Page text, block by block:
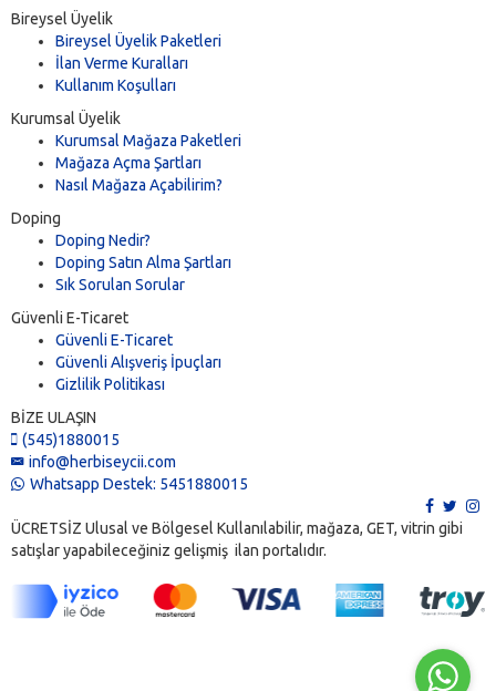
Bireysel Üyelik
Bireysel Üyelik Paketleri
İlan Verme Kuralları
Kullanım Koşulları
Kurumsal Üyelik
Kurumsal Mağaza Paketleri
Mağaza Açma Şartları
Nasıl Mağaza Açabilirim?
Doping
Doping Nedir?
Doping Satın Alma Şartları
Sık Sorulan Sorular
Güvenli E-Ticaret
Güvenli E-Ticaret
Güvenli Alışveriş İpuçları
Gizlilik Politikası
BİZE ULAŞIN
(545)1880015
info@herbiseycii.com
Whatsapp Destek: 5451880015
ÜCRETSİZ Ulusal ve Bölgesel Kullanılabilir, mağaza, GET, vitrin gibi
satışlar yapabileceğiniz gelişmiş ilan portalıdır.